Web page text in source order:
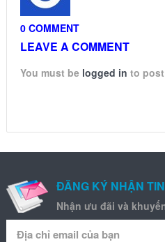
0 COMMENT
LEAVE A COMMENT
You must be logged in to
ĐĂNG KÝ NHẬN TIN
Nhận ưu đãi và